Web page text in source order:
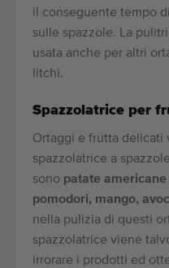
il conseguente tempo
sulle spazzole. La
usata anche per altri
litchi.
Spazzolatrice per
Ortaggi e frutta delicati
spazzolatrice a
sono patate
pomodori, mango,
nella pulizia di questi
spazzolatrice viene
irrorare i prodotti ed